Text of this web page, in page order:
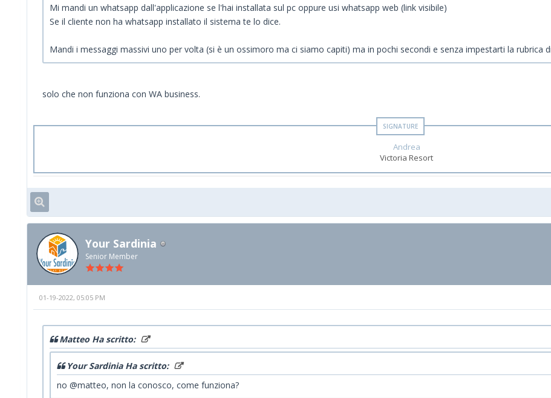
Mi mandi un whatsapp dall'applicazione se l'hai installata sul pc oppure usi whatsapp web (link visibile)
Se il cliente non ha whatsapp installato il sistema te lo dice.
Mandi i messaggi massivi uno per volta (si è un ossimoro ma ci siamo capiti) ma in pochi secondi e senza impestarti la rubrica
solo che non funziona con WA business.
Andrea
Victoria Resort
Your Sardinia
Senior Member
01-19-2022, 05:05 PM
Matteo Ha scritto:
Your Sardinia Ha scritto:
no @matteo, non la conosco, come funziona?